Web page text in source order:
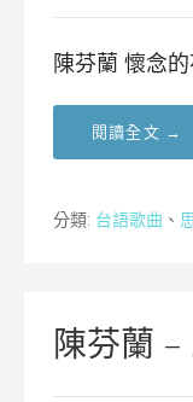
陳芬蘭 懷念
閱讀全文 →
分類: 台語歌曲 、
陳芬蘭